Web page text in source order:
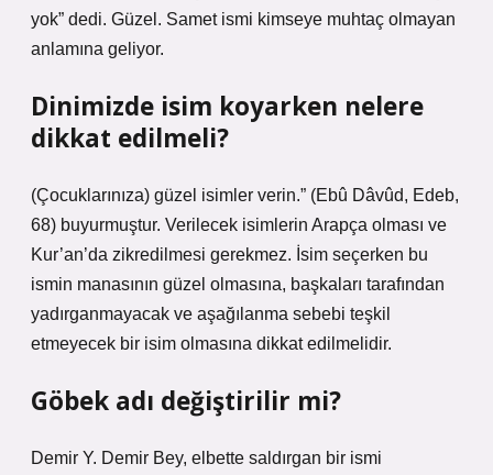
yok” dedi. Güzel. Samet ismi kimseye muhtaç olmayan
anlamına geliyor.
Dinimizde isim koyarken nelere
dikkat edilmeli?
(Çocuklarınıza) güzel isimler verin.” (Ebû Dâvûd, Edeb,
68) buyurmuştur. Verilecek isimlerin Arapça olması ve
Kur’an’da zikredilmesi gerekmez. İsim seçerken bu
ismin manasının güzel olmasına, başkaları tarafından
yadırganmayacak ve aşağılanma sebebi teşkil
etmeyecek bir isim olmasına dikkat edilmelidir.
Göbek adı değiştirilir mi?
Demir Y. Demir Bey, elbette saldırgan bir ismi